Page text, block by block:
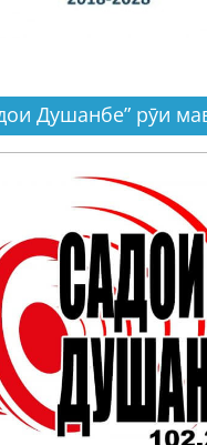
Душанбе” рӯи